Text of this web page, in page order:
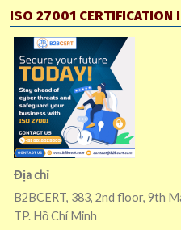
ISO 27001 CERTIFICATION
Địa chỉ
B2BCERT, 383, 2nd floor, 9th
TP. Hồ Chí Minh